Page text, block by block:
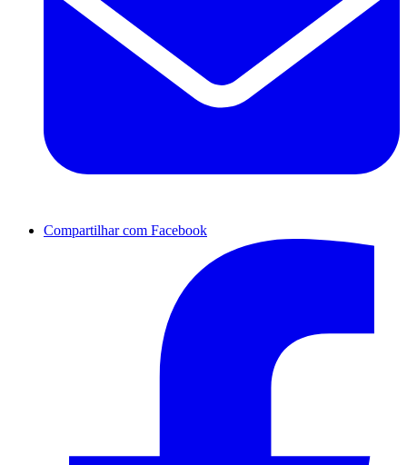
Compartilhar com Facebook